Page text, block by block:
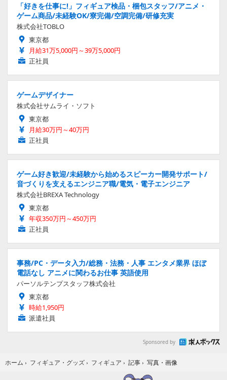
「好きを仕事に!」フィギュア検品・梱包スタッフ/アニメ・
ゲーム商品/未経験OK/寮完備/空調完備/研修充実
株式会社TOBLO
東京都
月給31万5,000円～39万5,000円
正社員
ゲームデザイナー
株式会社サムライ・ソフト
東京都
月給30万円～40万円
正社員
ゲーム好き歓迎/未経験から始めるスピーカー開発サポート/
音づくりを支えるエンジニア職/電気・電子エンジニア
株式会社BREXA Technology
東京都
年収350万円～450万円
正社員
事務/PC・データ入力/総務・法務・人事 エンタメ業界 ほぼ
電話なし アニメに関わるお仕事 英語使用
パーソルテンプスタッフ株式会社
東京都
時給1,950円
派遣社員
Sponsored by
ホーム › フィギュア・グッズ › フィギュア › 記事 › 写真・画像